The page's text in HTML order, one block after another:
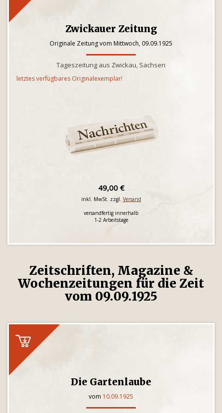
Zwickauer Zeitung
Originale Zeitung vom Mittwoch, 09.09.1925
Tageszeitung aus Zwickau, Sachsen
letztes verfügbares Originalexemplar!
49,00 €
inkl. MwSt. zzgl. Versand
versandfertig innerhalb
1-2 Arbeitstage
Zeitschriften, Magazine &
Wochenzeitungen für die Zeit
vom 09.09.1925
Die Gartenlaube
vom 10.09.1925